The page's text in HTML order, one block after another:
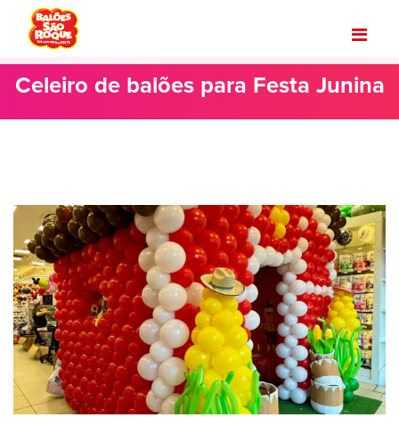
Celeiro de balões para Festa Junina